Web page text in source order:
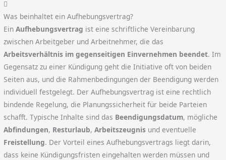
Was beinhaltet ein Aufhebungsvertrag?
EinAufhebungsvertrag ist eine schriftliche Vereinbarung
zwischen Arbeitgeber und Arbeitnehmer, die das
Arbeitsverhältnis im gegenseitigen Einvernehmen beendet. Im
Gegensatz zu einer Kündigung geht die Initiative oft von beiden
Seiten aus, und die Rahmenbedingungen der Beendigung werden
individuell festgelegt. Der Aufhebungsvertrag ist eine rechtlich
bindende Regelung, die Planungssicherheit für beide Parteien
schafft. Typische Inhalte sind das Beendigungsdatum, mögliche
Abfindungen, Resturlaub,Arbeitszeugnis und eventuelle
Freistellung. Der Vorteil eines Aufhebungsvertrags liegt darin,
dass keine Kündigungsfristen eingehalten werden müssen und